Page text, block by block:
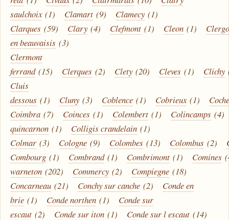
saulchoix (1) Clamart (9) Clamecy (1)
Clarques (59) Clary (4) Clefmont (1) Cleon (1)
en beauvaisis (3)
Clermont
ferrand (15) Clerques (2) Clety (20) Cleves (1) Clichy
Cluis
dessous (1) Cluny (3) Coblence (1) Cobrieux (1)
Coimbra (7) Coinces (1) Colembert (1) Colincamps (4)
quincarnon (1) Colligis crandelain (1)
Colmar (3) Cologne (9) Colombes (13) Colombus (2)
Combourg (1) Combrand (1) Combrimont (1) Comines
warneton (202) Commercy (2) Compiegne (18)
Concarneau (21) Conchy sur canche (2)
Conde en
brie (1) Conde northen (1)
Conde sur
escaut (2) Conde sur iton (1) Conde sur l escaut (14)